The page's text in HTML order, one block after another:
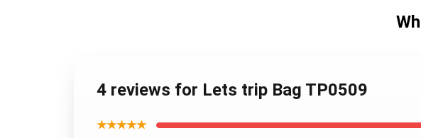
4 reviews for Lets trip Bag TP0509
★★★★★